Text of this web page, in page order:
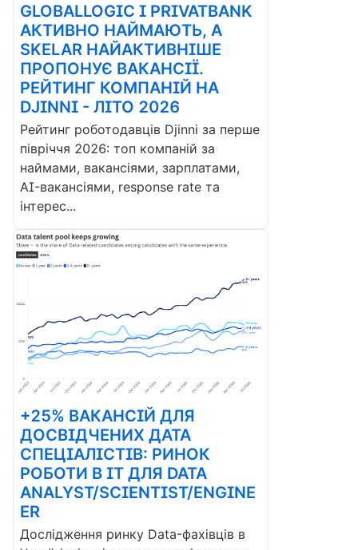
GLOBALLOGIC І PRIVATBANK
АКТИВНО НАЙМАЮТЬ, А
SKELAR НАЙАКТИВНІШЕ
ПРОПОНУЄ ВАКАНСІЇ.
РЕЙТИНГ КОМПАНІЙ НА
DJINNI - ЛІТО 2026
Рейтинг роботодавців Djinni за перше
півріччя 2026: топ компаній за
наймами, вакансіями, зарплатами,
AI-вакансіями, response rate та
інтерес...
+25% ВАКАНСІЙ ДЛЯ
ДОСВІДЧЕНИХ ДАТА
СПЕЦІАЛІСТІВ: РИНОК
РОБОТИ В ІТ ДЛЯ DATA
ANALYST/SCIENTIST/ENGINE
ER
Дослідження ринку Data-фахівців в